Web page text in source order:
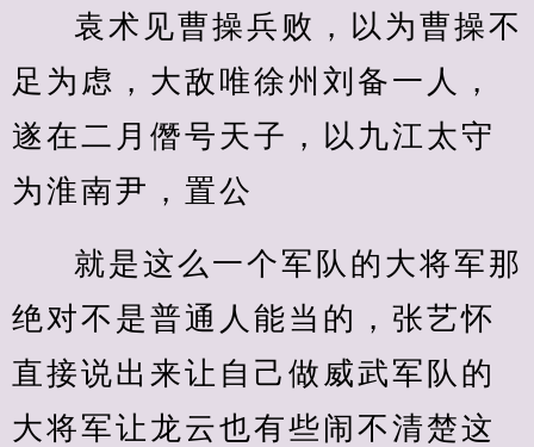
袁术见曹操兵败，以为曹操不
足为虑，大敌唯徐州刘备一人，
遂在二月僭号天子，以九江太守
为淮南尹，置公
就是这么一个军队的大将军那
绝对不是普通人能当的，张艺怀
直接说出来让自己做威武军队的
大将军让龙云也有些闹不清楚这